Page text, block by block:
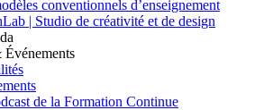
conventionnels d’enseignement
| Studio de créativité et de design
de la Formation Continue